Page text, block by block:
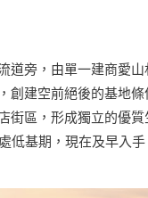
道旁，由單一建商愛
創建空前絕後的基地
街區，形成獨立的優
低基期，現在及早入手